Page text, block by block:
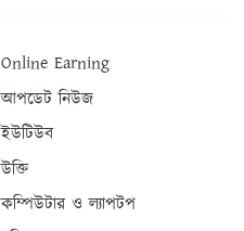
Online Earning
আপডেট নিউজ
ইউটিউব
উক্তি
কম্পিউটার ও ল্যাপটপ